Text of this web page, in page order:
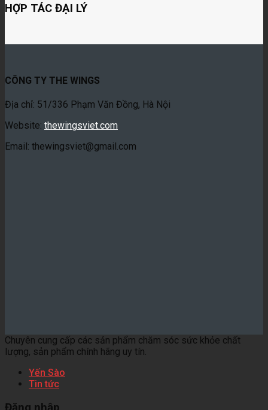
HỢP TÁC ĐẠI LÝ
CÔNG TY THE WINGS
Địa chỉ: 51/336 Phạm Văn Đồng, Hà Nội
Website: thewingsviet.com
Email: thewingsviet@gmail.com
Chuyên cung cấp các sản phẩm chăm sóc sức khỏe chất
lượng, sản phẩm chính hãng uy tín.
Yến Sào
Tin tức